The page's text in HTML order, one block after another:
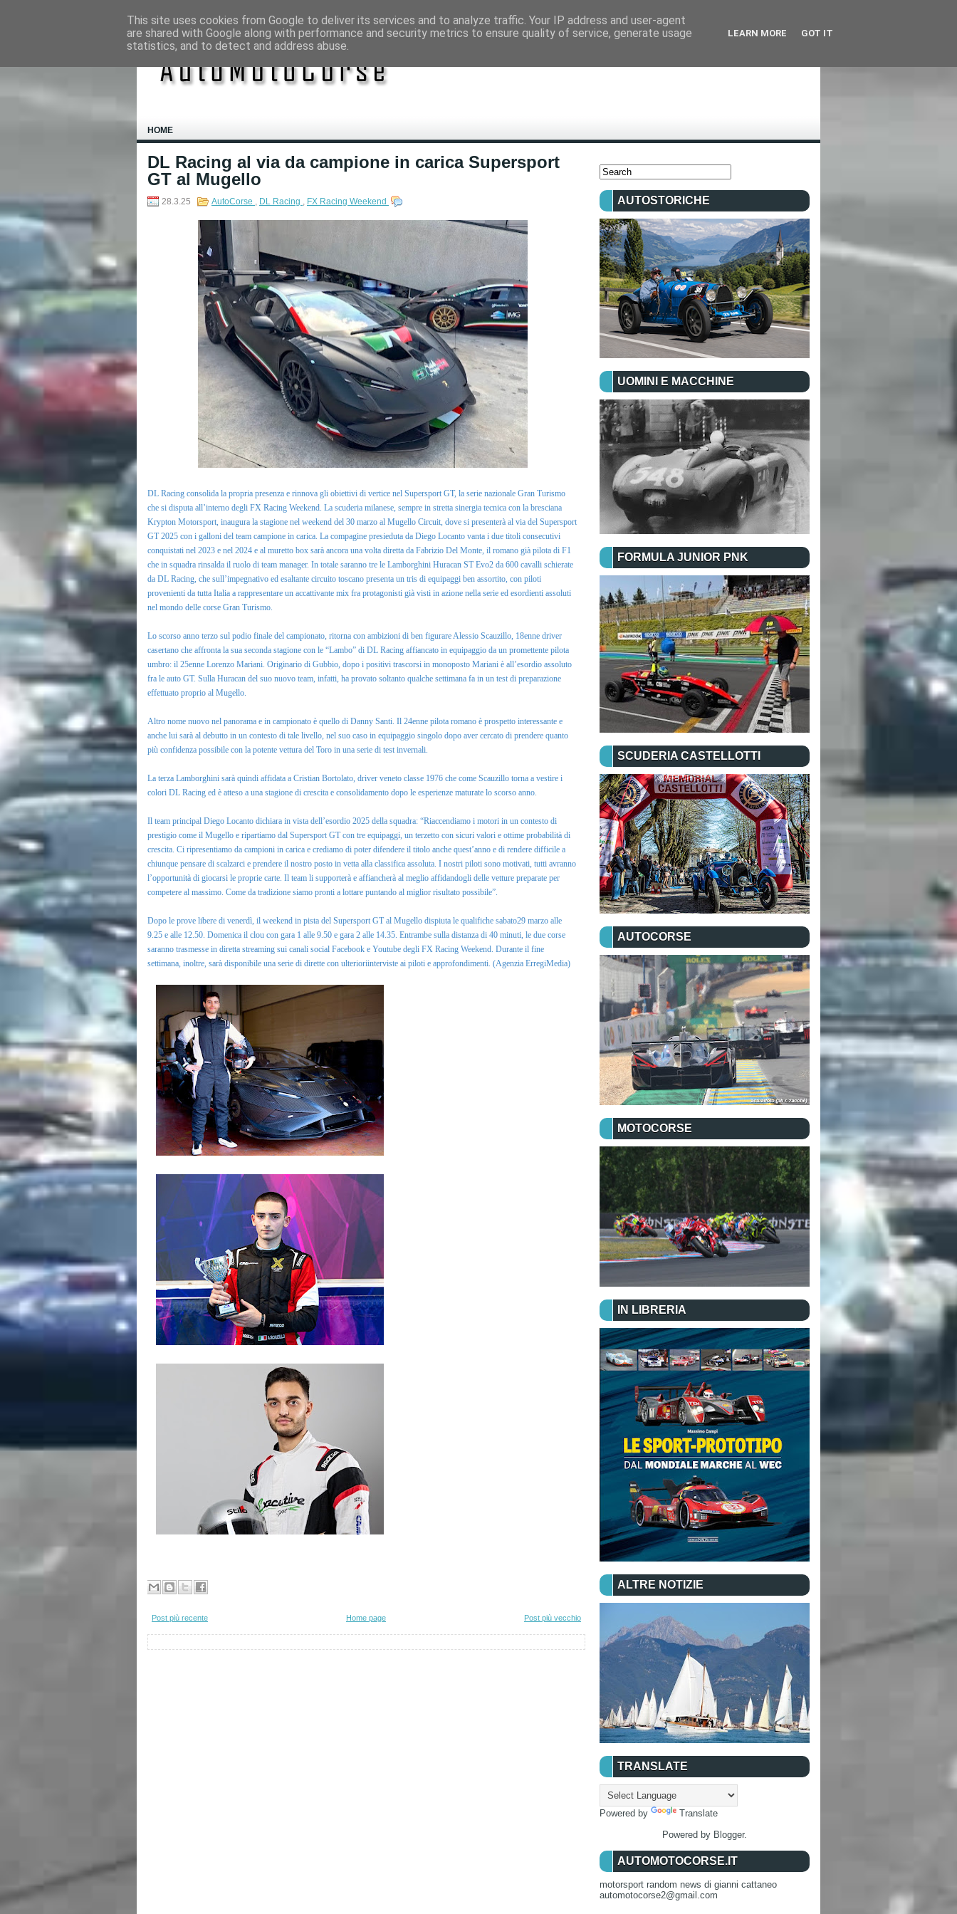
HOME
DL Racing al via da campione in carica Supersport
GT al Mugello
28.3.25 AutoCorse , DL Racing , FX Racing Weekend
DL Racing consolida la propria presenza e rinnova gli obiettivi di vertice nel Supersport GT, la serie nazionale Gran Turismo
che si disputa all’interno degli FX Racing Weekend. La scuderia milanese, sempre in stretta sinergia tecnica con la bresciana
Krypton Motorsport, inaugura la stagione nel weekend del 30 marzo al Mugello Circuit, dove si presenterà al via del Supersport
GT 2025 con i galloni del team campione in carica. La compagine presieduta da Diego Locanto vanta i due titoli consecutivi
conquistati nel 2023 e nel 2024 e al muretto box sarà ancora una volta diretta da Fabrizio Del Monte, il romano già pilota di F1
che in squadra rinsalda il ruolo di team manager. In totale saranno tre le Lamborghini Huracan ST Evo2 da 600 cavalli schierate
da DL Racing, che sull’impegnativo ed esaltante circuito toscano presenta un tris di equipaggi ben assortito, con piloti
provenienti da tutta Italia a rappresentare un accattivante mix fra protagonisti già visti in azione nella serie ed esordienti assoluti
nel mondo delle corse Gran Turismo.
Lo scorso anno terzo sul podio finale del campionato, ritorna con ambizioni di ben figurare Alessio Scauzillo, 18enne driver
casertano che affronta la sua seconda stagione con le “Lambo” di DL Racing affiancato in equipaggio da un promettente pilota
umbro: il 25enne Lorenzo Mariani. Originario di Gubbio, dopo i positivi trascorsi in monoposto Mariani è all’esordio assoluto
fra le auto GT. Sulla Huracan del suo nuovo team, infatti, ha provato soltanto qualche settimana fa in un test di preparazione
effettuato proprio al Mugello.
Altro nome nuovo nel panorama e in campionato è quello di Danny Santi. Il 24enne pilota romano è prospetto interessante e
anche lui sarà al debutto in un contesto di tale livello, nel suo caso in equipaggio singolo dopo aver cercato di prendere quanto
più confidenza possibile con la potente vettura del Toro in una serie di test invernali.
La terza Lamborghini sarà quindi affidata a Cristian Bortolato, driver veneto classe 1976 che come Scauzillo torna a vestire i
colori DL Racing ed è atteso a una stagione di crescita e consolidamento dopo le esperienze maturate lo scorso anno.
Il team principal Diego Locanto dichiara in vista dell’esordio 2025 della squadra: “Riaccendiamo i motori in un contesto di
prestigio come il Mugello e ripartiamo dal Supersport GT con tre equipaggi, un terzetto con sicuri valori e ottime probabilità di
crescita. Ci ripresentiamo da campioni in carica e crediamo di poter difendere il titolo anche quest’anno e di rendere difficile a
chiunque pensare di scalzarci e prendere il nostro posto in vetta alla classifica assoluta. I nostri piloti sono motivati, tutti avranno
l’opportunità di giocarsi le proprie carte. Il team li supporterà e affiancherà al meglio affidandogli delle vetture preparate per
competere al massimo. Come da tradizione siamo pronti a lottare puntando al miglior risultato possibile”.
Dopo le prove libere di venerdì, il weekend in pista del Supersport GT al Mugello dispiuta le qualifiche sabato29 marzo alle
9.25 e alle 12.50. Domenica il clou con gara 1 alle 9.50 e gara 2 alle 14.35. Entrambe sulla distanza di 40 minuti, le due corse
saranno trasmesse in diretta streaming sui canali social Facebook e Youtube degli FX Racing Weekend. Durante il fine
settimana, inoltre, sarà disponibile una serie di dirette con ulterioriinterviste ai piloti e approfondimenti. (Agenzia ErregiMedia)
Post più recente Post più vecchio
Home page
AUTOSTORICHE
UOMINI E MACCHINE
FORMULA JUNIOR PNK
SCUDERIA CASTELLOTTI
AUTOCORSE
MOTOCORSE
IN LIBRERIA
ALTRE NOTIZIE
TRANSLATE
Powered by
Translate
Powered by Blogger.
AUTOMOTOCORSE.IT
motorsport random news di gianni cattaneo
automotocorse2@gmail.com
This site uses cookies from Google to deliver its services and to analyze traffic. Your IP address and user-agent
are shared with Google along with performance and security metrics to ensure quality of service, generate usage
statistics, and to detect and address abuse.
LEARN MORE GOT IT